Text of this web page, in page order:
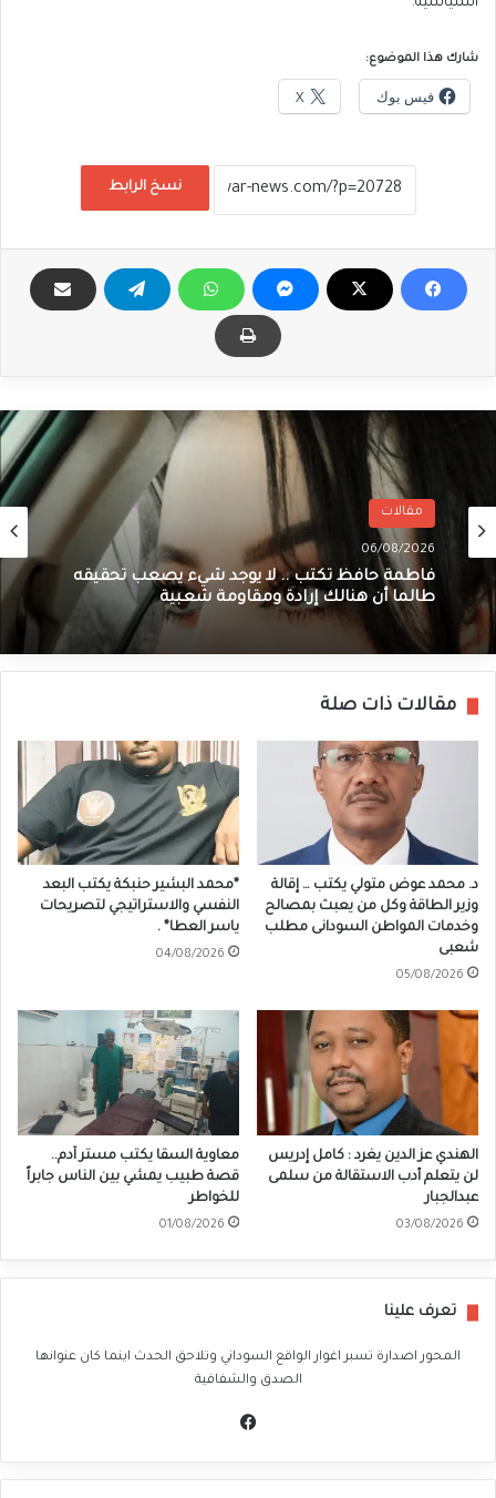
شارك هذا الموضوع:
فيس بوك X
نسخ الرابط
مقالات
06/08/2026
فاطمة حافظ تكتب .. لا يوجد شيء يصعب تحقيقه
طالما أن هنالك إرادة ومقاومة شعبية
مقالات ذات صلة
د. محمد عوض متولي يكتب … إقالة
وزير الطاقة وكل من يعبث بمصالح
وخدمات المواطن السودانى مطلب
شعبى
05/08/2026
*محمد البشير حنبكة يكتب البعد
النفسي والاستراتيجي لتصريحات
ياسر العطا* .
04/08/2026
الهندي عز الدين يغرد : كامل إدريس
لن يتعلم أدب الاستقالة من سلمى
عبدالجبار
03/08/2026
معاوية السقا يكتب مستر آدم..
قصة طبيب يمشي بين الناس جابراً
للخواطر
01/08/2026
تعرف علينا
المحور اصدارة تسبر اغوار الواقع السوداني وتلاحق الحدث اينما كان عنوانها
الصدق والشفافية